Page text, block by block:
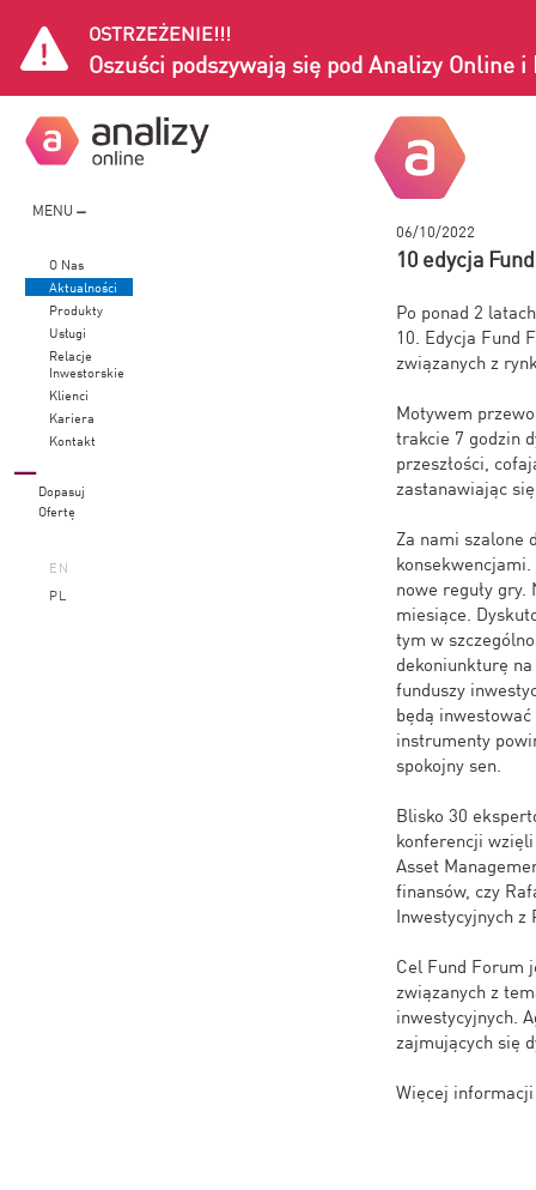
OSTRZEŻENIE!!!
Oszuści podszywają się pod Analizy Online i
MENU
O Nas
Aktualności
Produkty
Usługi
Relacje
Inwestorskie
Klienci
Kariera
Kontakt
Dopasuj
Ofertę
EN
PL
06/10/2022
10 edycja
Po ponad 2
10. Edycja Fund
związanych z
Motywem
trakcie 7 godzin
przeszłości,
zastanawiając
Za nami szalone
nowe reguły
miesiące.
tym w
dekoniunkturę
funduszy
będą
instrumenty
spokojny sen.
Blisko 30
konferencji
Asset
finansów, czy
Inwestycyjnych z
Cel Fund Forum
związanych z
inwestycyjnych.
zajmujących się
Więcej